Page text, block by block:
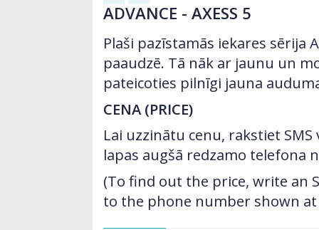
ADVANCE - AXESS 5
Plaši pazīstamās iekares sērija
paaudzē. Tā nāk ar jaunu un
pateicoties pilnīgi jauna
CENA (PRICE)
Lai uzzinātu cenu, rakstiet
lapas augšā redzamo telefona
(To find out the price, write an
to the phone number shown